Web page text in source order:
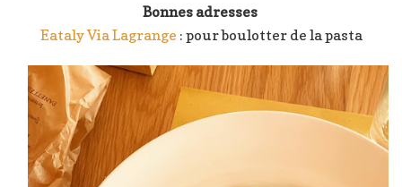
Bonnes adresses
Eataly Via Lagrange : pour boulotter de la pasta